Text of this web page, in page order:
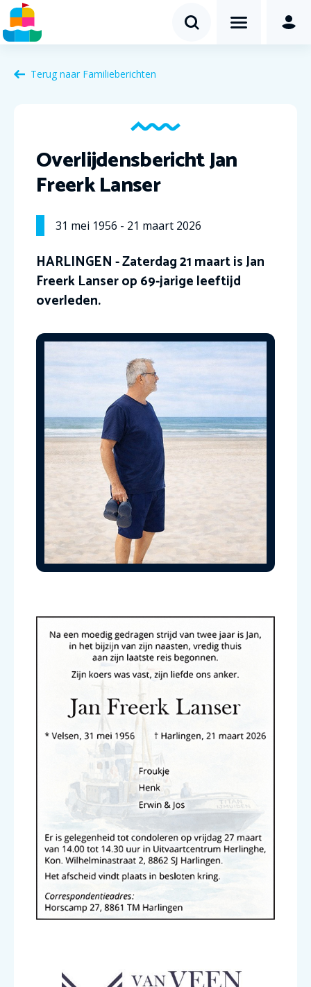
Terug naar Familieberichten
Overlijdensbericht Jan
Freerk Lanser
31 mei 1956 - 21 maart 2026
HARLINGEN - Zaterdag 21 maart is Jan
Freerk Lanser op 69-jarige leeftijd
overleden.